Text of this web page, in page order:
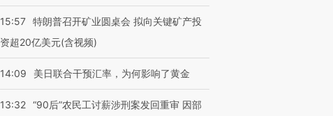
15:57 特朗普召开矿业圆桌会 拟向关键矿产投
资超20亿美元(含视频)
14:09 美日联合干预汇率，为何影响了黄金
13:32 “90后”农民工讨薪涉刑案发回重审 因部